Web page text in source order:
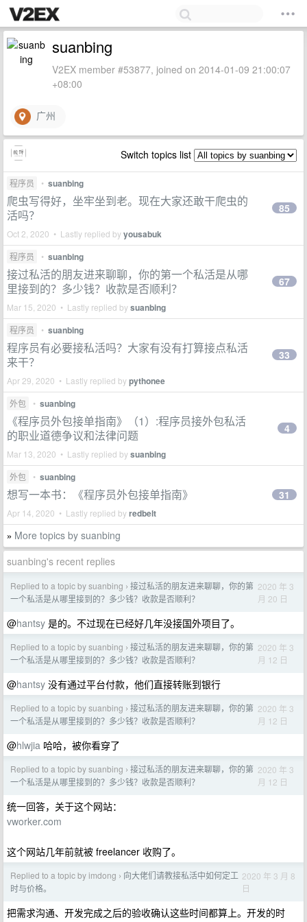
suanbing
V2EX member #53877, joined on 2014-01-09 21:00:07
+08:00
广州
Switch topics list
程序员 • suanbing
爬虫写得好，坐牢坐到老。现在大家还敢干爬虫的
活吗？
Oct 2, 2020 • Lastly replied byyousabuk
85
程序员 • suanbing
接过私活的朋友进来聊聊，你的第一个私活是从哪
里接到的？多少钱？收款是否顺利？
Mar 15, 2020 • Lastly replied bysuanbing
67
程序员 • suanbing
程序员有必要接私活吗？大家有没有打算接点私活
来干？
Apr 29, 2020 • Lastly replied bypythonee
33
外包 • suanbing
《程序员外包接单指南》（1）:程序员接外包私活
的职业道德争议和法律问题
Mar 13, 2020 • Lastly replied bysuanbing
4
外包 • suanbing
想写一本书：《程序员外包接单指南》
Apr 14, 2020 • Lastly replied byredbelt
31
» More topics by suanbing
suanbing's recent replies
Replied to a topic by suanbing › 接过私活的朋友进来聊聊，你的第
一个私活是从哪里接到的？多少钱？收款是否顺利？
2020 年 3
月 20 日
@hantsy 是的。不过现在已经好几年没接国外项目了。
Replied to a topic by suanbing › 接过私活的朋友进来聊聊，你的第
一个私活是从哪里接到的？多少钱？收款是否顺利？
2020 年 3
月 12 日
@hantsy 没有通过平台付款，他们直接转账到银行
Replied to a topic by suanbing › 接过私活的朋友进来聊聊，你的第
一个私活是从哪里接到的？多少钱？收款是否顺利？
2020 年 3
月 12 日
@hlwjia 哈哈，被你看穿了
Replied to a topic by suanbing › 接过私活的朋友进来聊聊，你的第
一个私活是从哪里接到的？多少钱？收款是否顺利？
2020 年 3
月 12 日
统一回答，关于这个网站：
vworker.com
这个网站几年前就被 freelancer 收购了。
Replied to a topic by imdong › 向大佬们请教接私活中如何定工
时与价格。
2020 年 3 月 8
日
把需求沟通、开发完成之后的验收确认这些时间都算上。开发的时